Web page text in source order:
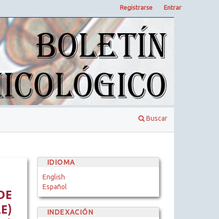
Buscar
Registrarse Entrar
IDIOMA
English
Español
INDEXACIÓN